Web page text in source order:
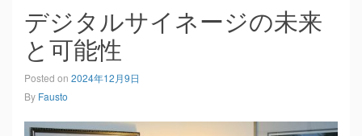
デジタルサイネージの未来
と可能性
Posted on 2024年12月9日
By Fausto